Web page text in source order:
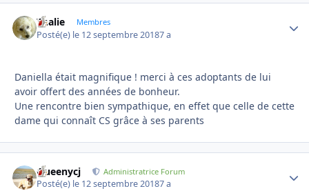
Thalie Membres
Posté(e) le 12 septembre 20187 a
Daniella était magnifique ! merci à ces adoptants de lui
avoir offert des années de bonheur.
Une rencontre bien sympathique, en effet que celle de cette
dame qui connaît CS grâce à ses parents
Queenycj Administratrice Forum
Posté(e) le 12 septembre 20187 a